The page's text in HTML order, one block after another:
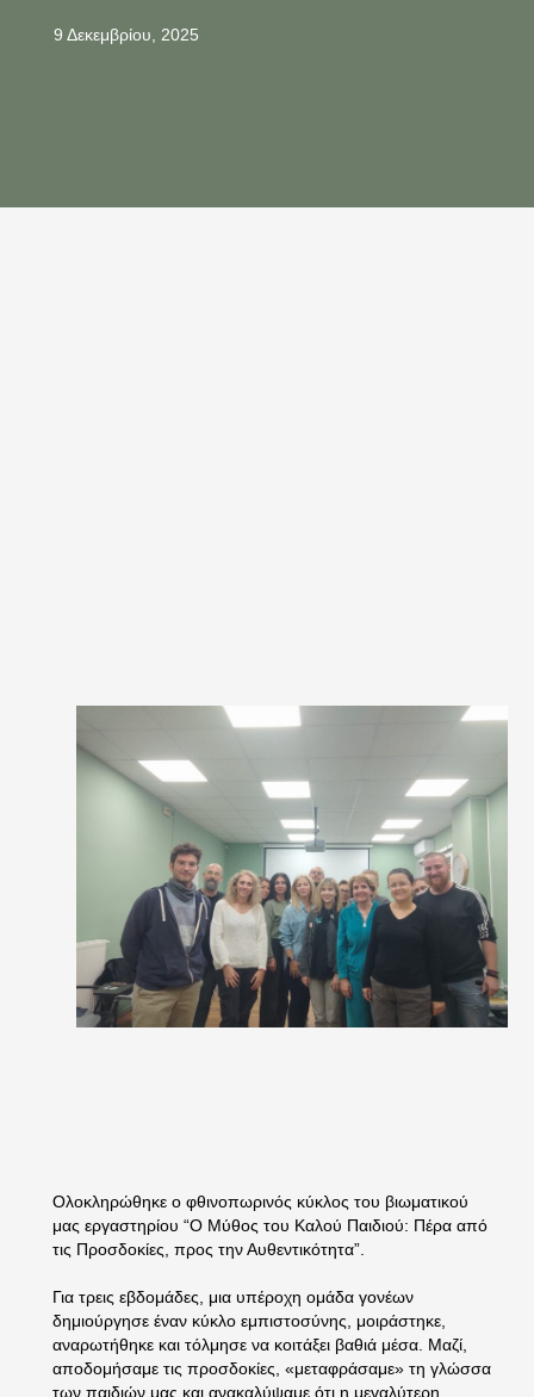
9 Δεκεμβρίου, 2025
Ολοκληρώθηκε ο φθινοπωρινός κύκλος του βιωματικού
μας εργαστηρίου “Ο Μύθος του Καλού Παιδιού: Πέρα από
τις Προσδοκίες, προς την Αυθεντικότητα”.
Για τρεις εβδομάδες, μια υπέροχη ομάδα γονέων
δημιούργησε έναν κύκλο εμπιστοσύνης, μοιράστηκε,
αναρωτήθηκε και τόλμησε να κοιτάξει βαθιά μέσα. Μαζί,
αποδομήσαμε τις προσδοκίες, «μεταφράσαμε» τη γλώσσα
των παιδιών μας και ανακαλύψαμε ότι η μεγαλύτερη